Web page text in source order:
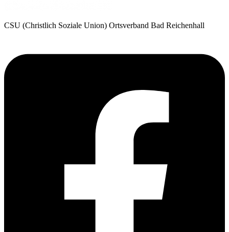
CSU (Christlich Soziale Union) Ortsverband Bad Reichenhall